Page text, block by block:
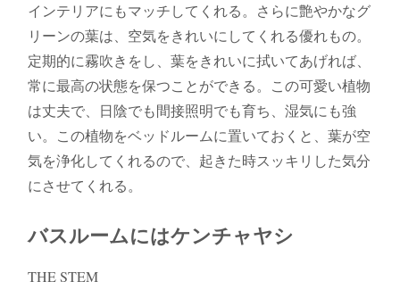
インテリアにもマッチしてくれる。さらに艶やかなグ
リーンの葉は、空気をきれいにしてくれる優れもの。
定期的に霧吹きをし、葉をきれいに拭いてあげれば、
常に最高の状態を保つことができる。この可愛い植物
は丈夫で、日陰でも間接照明でも育ち、湿気にも強
い。この植物をベッドルームに置いておくと、葉が空
気を浄化してくれるので、起きた時スッキリした気分
にさせてくれる。
バスルームにはケンチャヤシ
THE STEM